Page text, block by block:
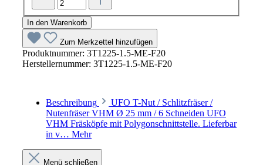
In den Warenkorb
Zum Merkzettel hinzufügen
Produktnummer: 3T1225-1.5-ME-F20
Herstellernummer: 3T1225-1.5-ME-F20
Beschreibung
UFO T-Nut / Schlitzfräser /
Nutenfräser VHM Ø 25 mm / 6 Schneiden UFO
VHM Fräsköpfe mit Polygonschnittstelle. Lieferbar
in v… Mehr
Menü schließen